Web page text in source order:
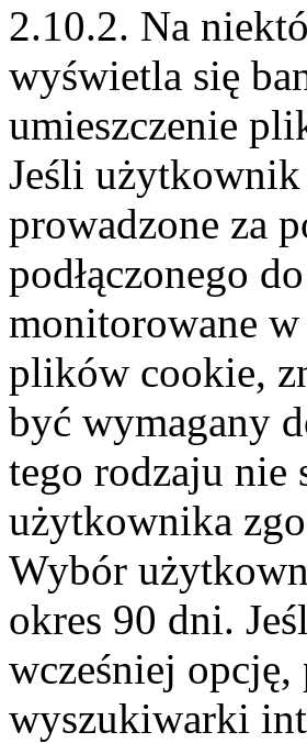
2.10.2. Na
wyświetla się
umieszczenie
Jeśli użytkownik
prowadzone za
podłączonego
monitorowane
plików cookie,
być wymagany
tego rodzaju nie
użytkownika
Wybór
okres 90 dni.
wcześniej
wyszukiwarki